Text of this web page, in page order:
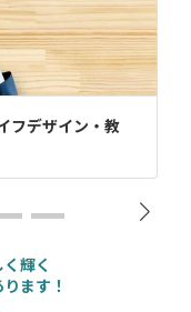
フデザイン・教
輝く
ます！